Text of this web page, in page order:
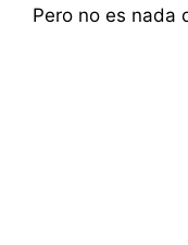
Pero no es nada